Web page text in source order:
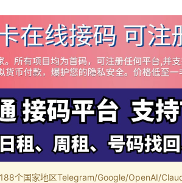
个国家地区Telegram/Google/OpenAI/